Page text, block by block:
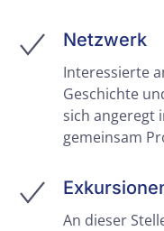
Netzwerk
Interessierte
Geschichte
sich angeregt
gemeinsam
An dieser